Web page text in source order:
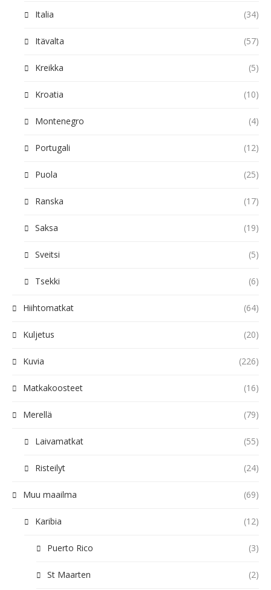
Italia (34)
Itävalta (57)
Kreikka (5)
Kroatia (10)
Montenegro (4)
Portugali (12)
Puola (25)
Ranska (17)
Saksa (19)
Sveitsi (5)
Tsekki (6)
Hiihtomatkat (64)
Kuljetus (20)
Kuvia (226)
Matkakoosteet (16)
Merellä (79)
Laivamatkat (55)
Risteilyt (24)
Muu maailma (69)
Karibia (12)
Puerto Rico (3)
St Maarten (2)